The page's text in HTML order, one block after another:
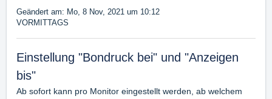
Geändert am: Mo, 8 Nov, 2021 um 10:12
VORMITTAGS
Einstellung "Bondruck bei" und "Anzeigen
bis"
Ab sofort kann pro Monitor eingestellt werden, ab welchem